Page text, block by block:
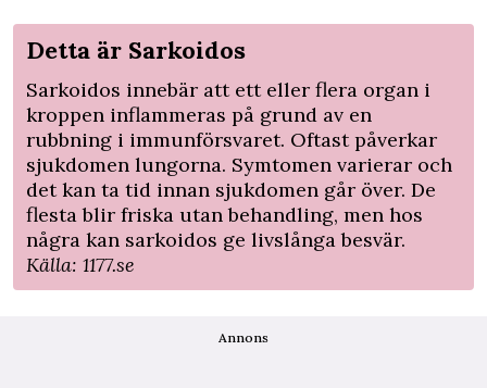
Detta är Sarkoidos
Sarkoidos innebär att ett eller flera organ i
kroppen inflammeras på grund av en
rubbning i immunförsvaret. Oftast påverkar
sjukdomen lungorna. Symtomen varierar och
det kan ta tid innan sjukdomen går över. De
flesta blir friska utan behandling, men hos
några kan sarkoidos ge livslånga besvär.
Källa: 1177.se
Annons